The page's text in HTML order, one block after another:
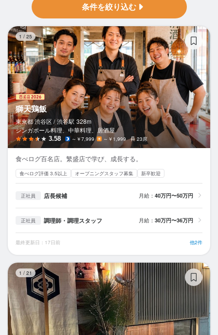
条件を絞り込む
1 / 25
獅天鶏飯
東京都 渋谷区 / 渋谷駅 328m
シンガポール料理、中華料理、居酒屋
3.58 ～￥7,999 ～￥1,999 23席
食べログ百名店。繁盛店で学び、成長する。
食べログ評価 3.5以上 オープニングスタッフ募集 新卒歓迎
正社員 店長候補 月給： 40万円〜50万円
正社員 調理師・調理スタッフ 月給： 30万円〜36万円
最終更新日：17日前 他2件
1 / 21